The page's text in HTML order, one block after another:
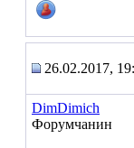
26.02.2017,
DimDimich
Форумчанин